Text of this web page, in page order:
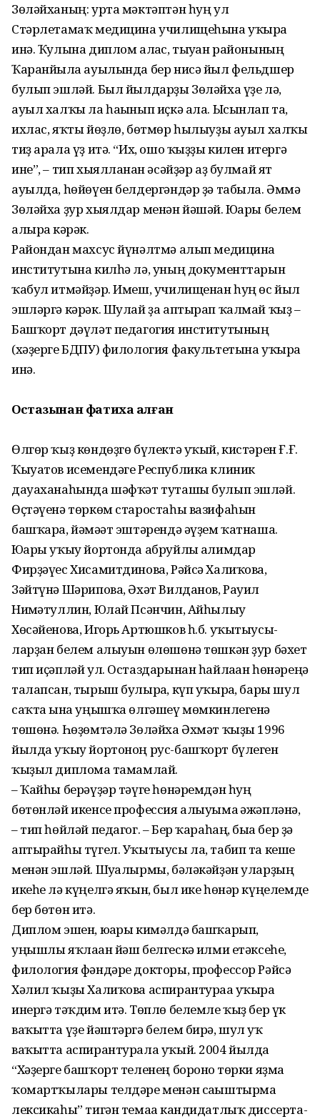
Зөләйханың: урта мәктәптән һуң ул
Стәрлетамаҡ медицина училищеһына уҡырға
инә. Ҡулына диплом алғас, тыу­ған районының
Ҡаранйылға ауылында бер нисә йыл фельдшер
булып эшләй. Был йылдарҙы Зөләйха үҙе лә,
ауыл халҡы ла һағынып иҫкә ала. Ысынлап та,
ихлас, яҡты йөҙлө, бөтмөр һы­лыуҙы ауыл халҡы
тиҙ арала үҙ итә. “Их, ошо ҡыҙҙы килен итергә
ине”, – тип хыялланған әсәйҙәр аҙ булмай ят
ауылда, һөйөүен белдергәндәр ҙә табыла. Әммә
Зөләйха ҙур хыялдар менән йәшәй. Юғары белем
алырға кәрәк.
Райондан махсус йүнәлтмә алып медицина
институтына килһә лә, уның документтарын
ҡабул итмәйҙәр. Имеш, училищенан һуң өс йыл
эшләргә кәрәк. Шулай ҙа аптырап ҡалмай ҡыҙ –
Башҡорт дәүләт педагогия инсти­тутының
(хәҙерге БДПУ) филология факультетына уҡырға
инә.
Остазынан фатиха алған
Өлгөр ҡыҙ көндөҙгө бүлектә уҡый, кистәрен Ғ.Ғ.
Ҡыуатов исемендәге Республика клиник
дауаханаһында шәфҡәт туташы булып эшләй.
Өҫтәүенә төркөм старостаһы вазифаһын
башҡара, йәмәғәт эштәрендә әүҙем ҡат­наша.
Юғары уҡыу йортонда абруйлы ғалимдар
Фирҙәүес Хисамитдинова, Рәйсә Халиҡова,
Зәйтүнә Шәрипова, Әхәт Вилданов, Рауил
Ниғмәтуллин, Юлай Псәнчин, Айһылыу
Хөсәйенова, Игорь Артюшков һ.б. уҡытыусы­
ларҙан белем алыуын өлөшөнә төшкән ҙур бәхет
тип иҫәпләй ул. Остаздарынан һайлаған һөнә­реңә
талапсан, тырыш булырға, күп уҡырға, бары шул
саҡта ғына уңышҡа өлгәшеү мөмкинлегенә
төшөнә. Һөҙөмтәлә Зөләйха Әхмәт ҡыҙы 1996
йылда уҡыу йортоноң рус-башҡорт бүлеген
ҡыҙыл дипломға тамамлай.
– Ҡайһы берәүҙәр тәүге һөнә­рем­дән һуң
бөтөнләй икенсе профессия алыуыма ғә­жәпләнә,
– тип һөйләй педагог. – Бер ҡара­һаң, быға бер ҙә
аптырайһы түгел. Уҡытыу­сы ла, табип та кеше
менән эшләй. Шуға­лыр­мы, бәләкәйҙән уларҙың
икеһе лә күңел­гә яҡын, был ике һөнәр күңелемде
бер бөтөн итә.
Диплом эшен, юғары кимәлдә башҡа­рып,
уңышлы яҡлаған йәш белгескә ғилми етәксеһе,
филология фәндәре докторы, профессор Рәйсә
Хәлил ҡыҙы Халиҡова аспирантураға уҡырға
инергә тәҡдим итә. Төплө белемле ҡыҙ бер үк
ваҡытта үҙе йәштәргә белем бирә, шул уҡ
ваҡытта аспирантурала уҡый. 2004 йылда
“Хәҙерге башҡорт теленең борон­ғо төрки яҙма
ҡомартҡылары телдәре менән сағыш­тырма
лексикаһы” тигән темаға канди­датлыҡ диссер­та­